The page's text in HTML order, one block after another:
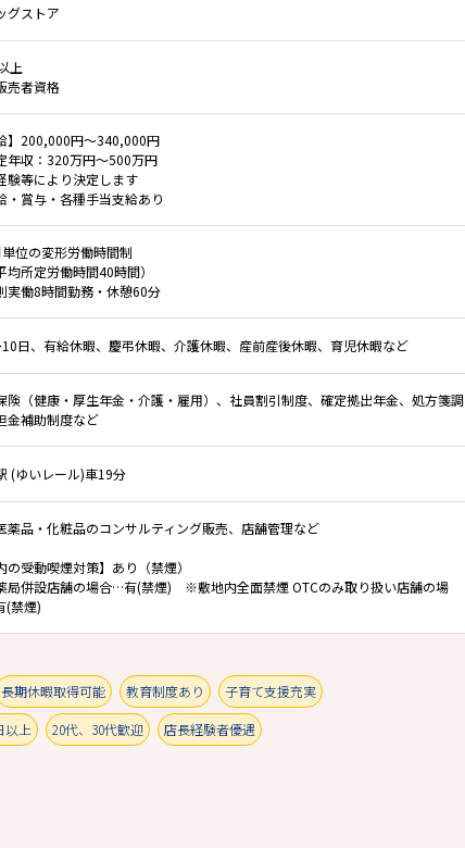
グストア
上
売者資格
】200,000円～340,000円
収：320万円～500万円
験等により決定します
賞与・各種手当支給あり
位の変形労働時間制
均所定労働時間40時間）
実働8時間勤務・休憩60分
日、有給休暇、慶弔休暇、介護休暇、産前産後休暇、育児休暇など
険（健康・厚生年金・介護・雇用）、社員割引制度、確定拠出年金、処方箋調
金補助制度など
(ゆいレール)車19分
薬品・化粧品のコンサルティング販売、店舗管理など
の受動喫煙対策】あり（禁煙）
局併設店舗の場合…有(禁煙) ※敷地内全面禁煙 OTCのみ取り扱い店舗の場
(禁煙)
長期休暇取得可能 教育制度あり 子育て支援充実
以上 20代、30代歓迎 店長経験者優遇